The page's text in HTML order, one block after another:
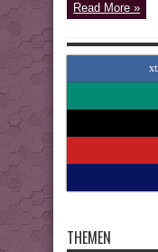
Read More »
THEMEN